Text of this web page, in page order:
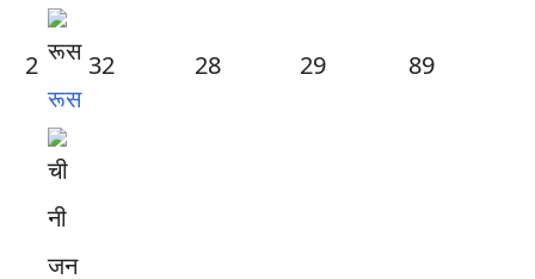
2
रूस
32 28 29 89